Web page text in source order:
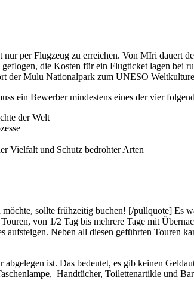
per Flugzeug zu erreichen. Von MIri
geflogen, die Kosten für ein Flugticket lagen bei
der Mulu Nationalpark zum UNESO
ein Bewerber mindestens eines der vier
der Welt
Vielfalt und Schutz bedrohter Arten
sollte frühzeitig buchen! [/pullquote] Es
von 1/2 Tag bis mehrere Tage mit
Neben all diesen geführten Touren
ist. Das bedeutet, es gib keinen
Handtücher, Toilettenartikle und